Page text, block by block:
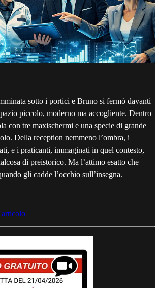
sotto i portici e Bruno si fermò davanti
piccolo, moderno ma accogliente. Dentro
con tre maxischermi e una specie di grande
Della reception nemmeno l’ombra, i
e i praticanti, immaginati in quel contesto,
di preistorico. Ma l’attimo esatto che
gli cadde l’occhio sull’insegna.